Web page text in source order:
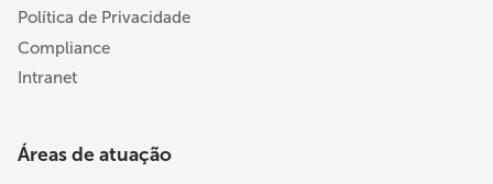
Política de Privacidade
Compliance
Intranet
Áreas de atuação